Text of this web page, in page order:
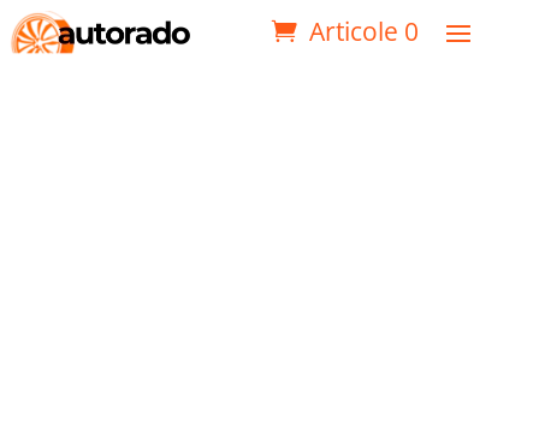
Articole 0